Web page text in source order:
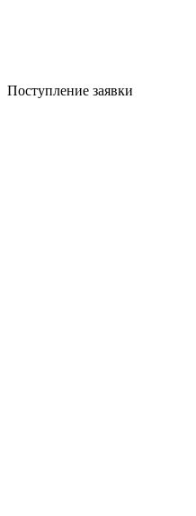
Поступление заявки